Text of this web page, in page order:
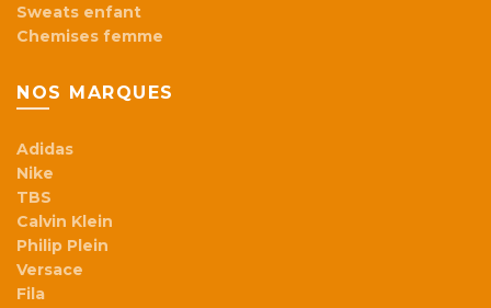
Sweats enfant
Chemises femme
NOS MARQUES
Adidas
Nike
TBS
Calvin Klein
Philip Plein
Versace
Fila